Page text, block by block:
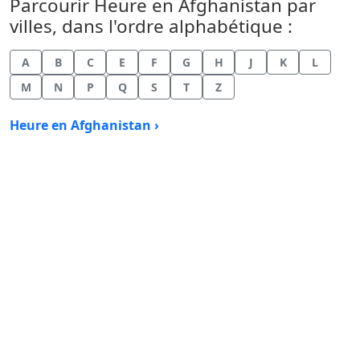
Parcourir Heure en Afghanistan par
villes, dans l'ordre alphabétique :
A B C E F G H J K
L
M
N P Q S T Z
Heure en Afghanistan ›